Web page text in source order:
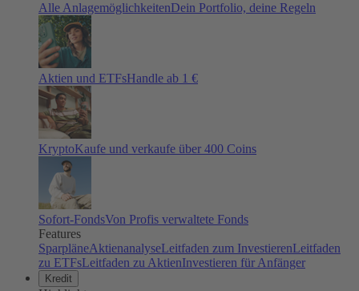
Alle AnlagemöglichkeitenDein Portfolio, deine Regeln
Aktien und ETFsHandle ab 1 €
KryptoKaufe und verkaufe über 400 Coins
Sofort-FondsVon Profis verwaltete Fonds
Features
SparpläneAktienanalyseLeitfaden zum InvestierenLeitfaden
zu ETFsLeitfaden zu AktienInvestieren für Anfänger
Kredit